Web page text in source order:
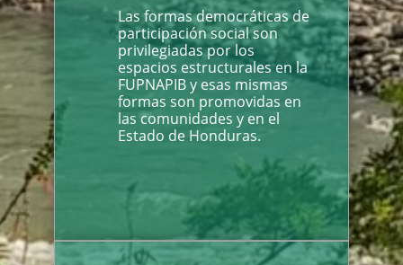
Las formas democráticas de
participación social son
privilegiadas por los
espacios estructurales en la
FUPNAPIB y esas mismas
formas son promovidas en
las comunidades y en el
Estado de Honduras.